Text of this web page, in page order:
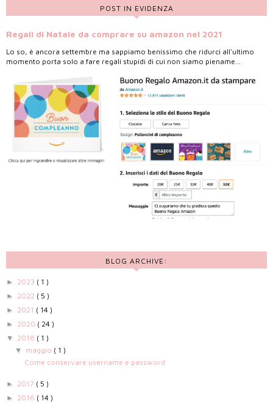
POST IN EVIDENZA
Regali di Natale da comprare su amazon nel 2021
Lo so, è ancora settembre ma sappiamo benissimo che ridurci all'ultimo
momento porta solo a fare regali stupidi di cui non siamo piename...
BLOG ARCHIVE:
► 2023 ( 1 )
► 2022 ( 5 )
► 2021 ( 14 )
► 2020 ( 24 )
▼ 2018 ( 1 )
▼ maggio ( 1 )
Come conservare username e password
► 2017 ( 5 )
► 2016 ( 14 )